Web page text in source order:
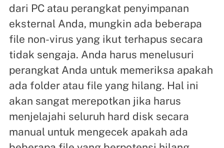
dari PC atau perangkat penyimpanan
eksternal Anda, mungkin ada beberapa
file non-virus yang ikut terhapus secara
tidak sengaja. Anda harus menelusuri
perangkat Anda untuk memeriksa apakah
ada folder atau file yang hilang. Hal ini
akan sangat merepotkan jika harus
menjelajahi seluruh hard disk secara
manual untuk mengecek apakah ada